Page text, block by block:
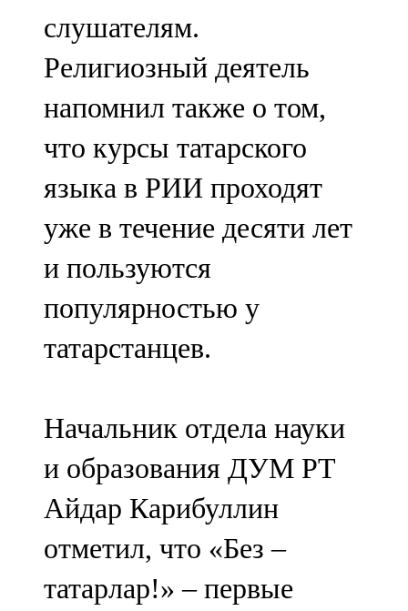
слушателям.
Религиозный деятель
напомнил также о том,
что курсы татарского
языка в РИИ проходят
уже в течение десяти лет
и пользуются
популярностью у
татарстанцев.
Начальник отдела науки
и образования ДУМ РТ
Айдар Карибуллин
отметил, что «Без –
татарлар!» – первые